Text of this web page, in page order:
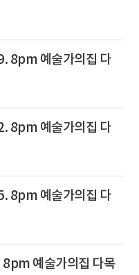
8pm 예술가의집 다
8pm 예술가의집 다
8pm 예술가의집 다
예술가의집 다목